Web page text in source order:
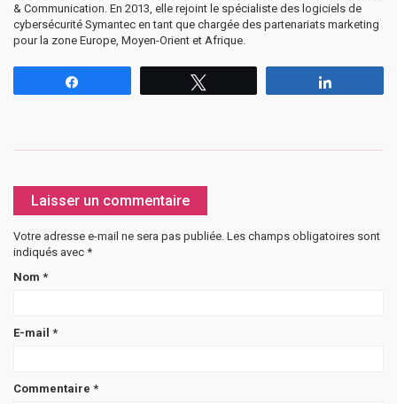
& Communication. En 2013, elle rejoint le spécialiste des logiciels de
cybersécurité Symantec en tant que chargée des partenariats marketing
pour la zone Europe, Moyen-Orient et Afrique.
Laisser un commentaire
Votre adresse e-mail ne sera pas publiée. Les champs obligatoires sont
indiqués avec *
Nom *
E-mail *
Commentaire *